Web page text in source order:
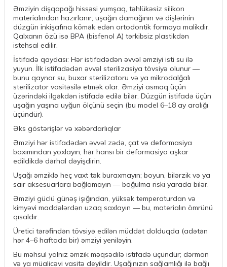
Əmziyin dişqapağı hissəsi yumşaq, təhlükəsiz silikon
materialından hazırlanır; uşağın damağının və dişlərinin
düzgün inkişafına kömək edən ortodontik formaya malikdir.
Qalxanın özü isə BPA (bisfenol A) tərkibsiz plastikdən
istehsal edilir.
İstifadə qaydası: Hər istifadədən əvvəl əmziyi isti su ilə
yuyun. İlk istifadədən əvvəl sterilizasiya tövsiyə olunur —
bunu qaynar su, buxar sterilizatoru və ya mikrodalğalı
sterilizator vasitəsilə etmək olar. Əmziyi asmaq üçün
üzərindəki ilgəkdən istifadə edilə bilər. Düzgün istifadə üçün
uşağın yaşına uyğun ölçünü seçin (bu model 6–18 ay aralığı
üçündür).
Əks göstərişlər və xəbərdarlıqlar
Əmziyi hər istifadədən əvvəl zədə, çat və deformasiya
baxımından yoxlayın; hər hansı bir deformasiya aşkar
edildikdə dərhal dəyişdirin.
Uşağı əmziklə heç vaxt tək buraxmayın; boyun, bilərzik və ya
sair aksesuarlara bağlamayın — boğulma riski yarada bilər.
Əmziyi güclü günəş işığından, yüksək temperaturdan və
kimyəvi maddələrdən uzaq saxlayın — bu, materialın ömrünü
qısaldır.
Üretici tərəfindən tövsiyə edilən müddət dolduqda (adətən
hər 4–6 haftada bir) əmziyi yeniləyin.
Bu məhsul yalnız əmzik məqsədilə istifadə üçündür; dərman
və ya müalicəvi vasitə deyildir. Uşağınızın sağlamlığı ilə bağlı